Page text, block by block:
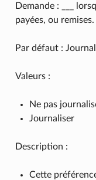
Demande : ___
payées, ou remises.
Par défaut :
Valeurs :
Ne pas
Journaliser
Description :
Cette